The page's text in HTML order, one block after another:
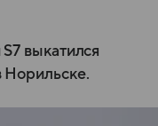
выкатился
Норильске.